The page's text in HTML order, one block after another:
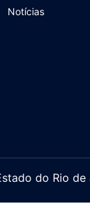
Notícias
do Rio